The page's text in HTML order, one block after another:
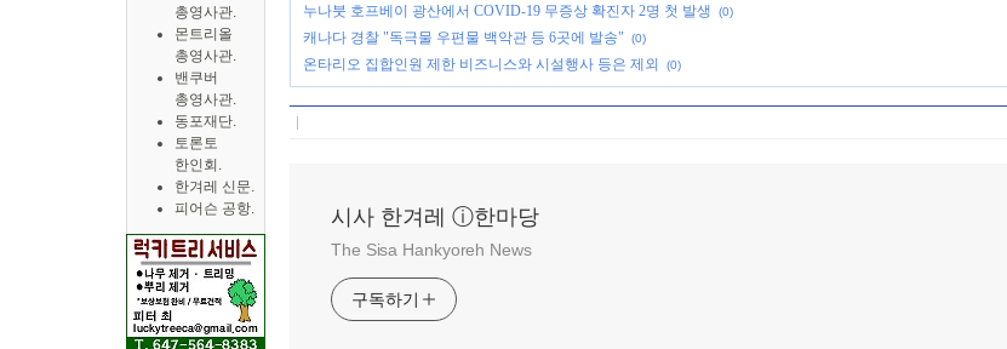
총영사관.
몬트리올
총영사관.
밴쿠버
총영사관.
동포재단.
토론토
한인회.
한겨레 신문.
피어슨 공항.
누나붓 호프베이 광산에서 COVID-19 무증상 확진자 2명 첫 발생 (0)
캐나다 경찰 "독극물 우편물 백악관 등 6곳에 발송" (0)
온타리오 집합인원 제한 비즈니스와 시설행사 등은 제외 (0)
시사 한겨레 ⓘ한마당
The Sisa Hankyoreh News
구독하기